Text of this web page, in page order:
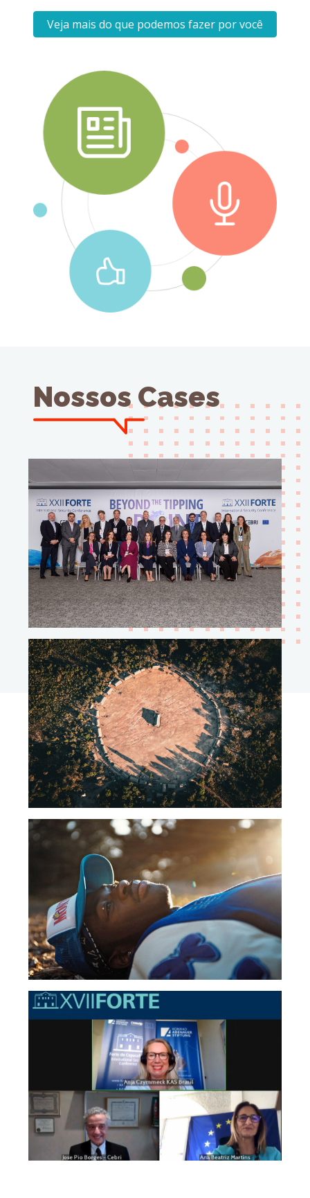
Veja mais do que podemos fazer por você
Nossos Cases
Conferência de Segurança
Internacional do Forte
Assessoria de Imprensa
Projeto Tradição e Futuro
na Amazônia (TFA)
Criação de conteúdo e Assessoria de
Imprensa
Lil Nas X: Long Live
Montero
Assessoria de Imprensa
XVII Conferência de
Segurança Internacional
do Forte de Copacabana
Assessoria de Imprensa